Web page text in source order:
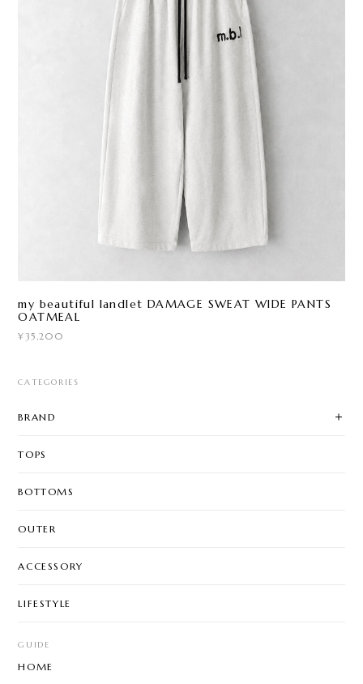
my beautiful landlet DAMAGE SWEAT WIDE PANTS
OATMEAL
¥35,200
CATEGORIES
BRAND
TOPS
BOTTOMS
OUTER
ACCESSORY
LIFESTYLE
GUIDE
HOME